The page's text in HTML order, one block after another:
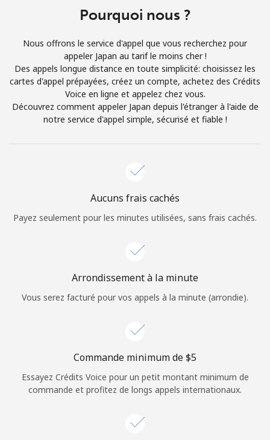
ou
Continue avec
Pourquoi nous ?
Nous offrons le service d'appel que vous recherchez pour
appeler Japan au tarif le moins cher !
Des appels longue distance en toute simplicité: choisissez les
cartes d'appel prépayées, créez un compte, achetez des Crédits
Voice en ligne et appelez chez vous.
Découvrez comment appeler Japan depuis l'étranger à l'aide de
notre service d'appel simple, sécurisé et fiable !
Aucuns frais cachés
Payez seulement pour les minutes utilisées, sans frais cachés.
Arrondissement à la minute
Vous serez facturé pour vos appels à la minute (arrondie).
Commande minimum de ⁦$5⁩
Essayez Crédits Voice pour un petit montant minimum de
commande et profitez de longs appels internationaux.